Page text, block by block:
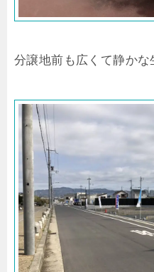
分譲地前も広くて静かな